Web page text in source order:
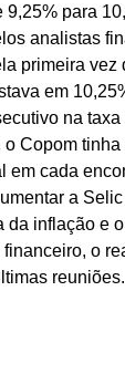
para
analistas
primeira vez
em
na
Copom
em cada
a
da inflação e
o
reuniões.